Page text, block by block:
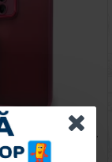
Husa spate pentru Samsung Galaxy A14- Catwalk Case Visiniu
49.90 lei